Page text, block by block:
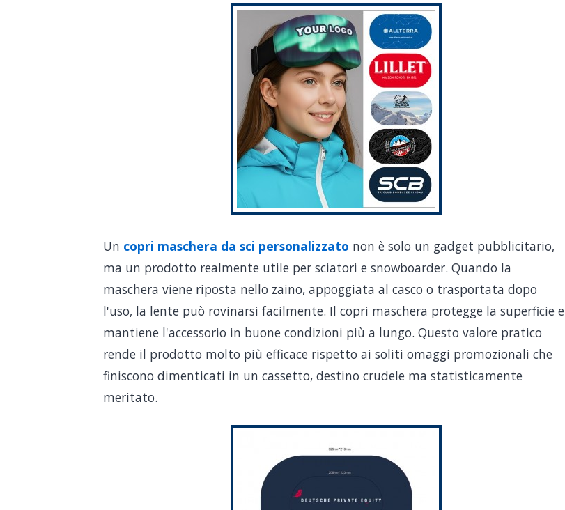
Un copri maschera da sci personalizzato non è solo un gadget pubblicitario,
ma un prodotto realmente utile per sciatori e snowboarder. Quando la
maschera viene riposta nello zaino, appoggiata al casco o trasportata dopo
l'uso, la lente può rovinarsi facilmente. Il copri maschera protegge la superficie e
mantiene l'accessorio in buone condizioni più a lungo. Questo valore pratico
rende il prodotto molto più efficace rispetto ai soliti omaggi promozionali che
finiscono dimenticati in un cassetto, destino crudele ma statisticamente
meritato.